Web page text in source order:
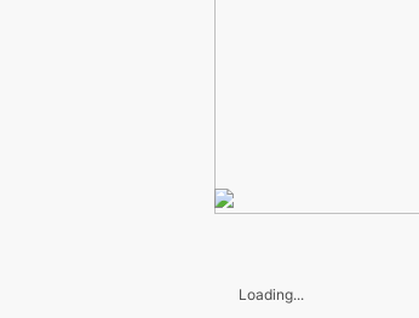
Loading...